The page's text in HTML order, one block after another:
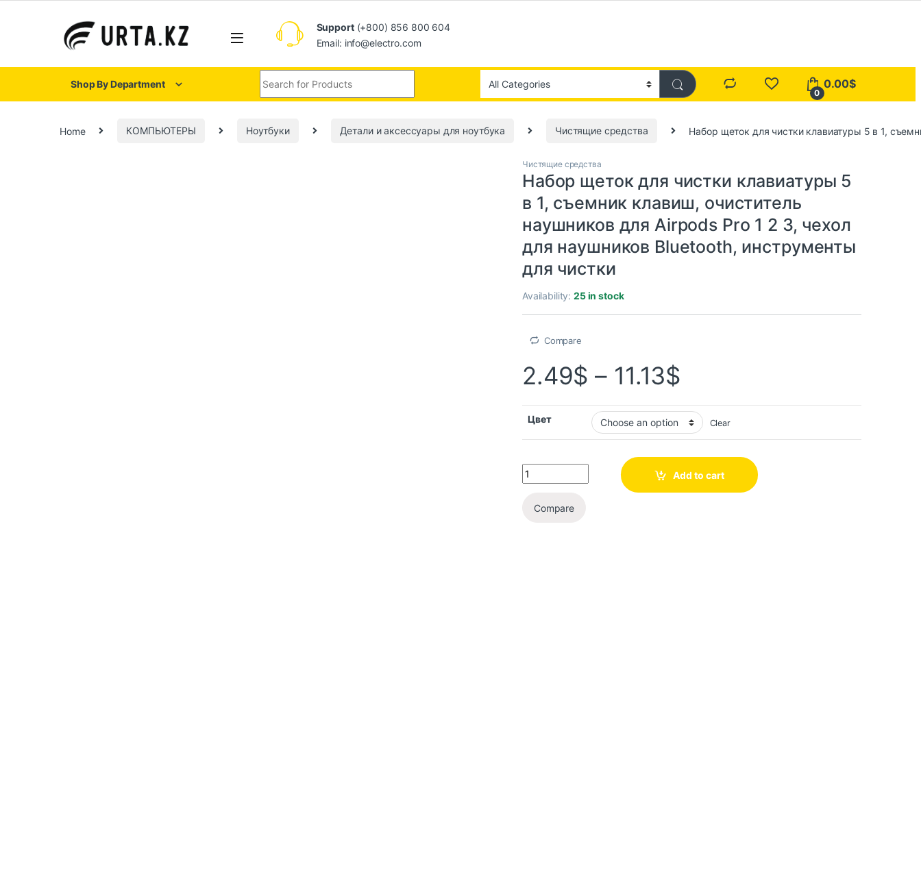
Support(+800) 856 800 604
Email: info@electro.com
Shop By Department
0
0.00$
Home КОМПЬЮТЕРЫ Ноутбуки Детали и аксессуары для ноутбука Чистящие средства Набор щеток для чистки клавиатуры 5 в 1,
Чистящие средства
Набор щеток для чистки клавиатуры 5
в 1, съемник клавиш, очиститель
наушников для Airpods Pro 1 2 3, чехол
для наушников Bluetooth, инструменты
для чистки
Availability:25 in stock
Compare
2.49$ – 11.13$
Цвет Clear
Add to cart
Compare